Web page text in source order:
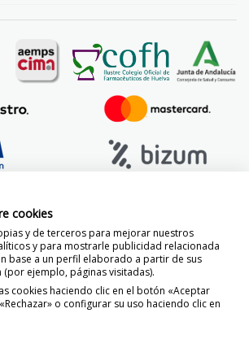
cookies
y de terceros para mejorar nuestros
y para mostrarle publicidad relacionada
base a un perfil elaborado a partir de sus
ejemplo, páginas visitadas).
cookies haciendo clic en el botón «Aceptar
o configurar su uso haciendo clic en